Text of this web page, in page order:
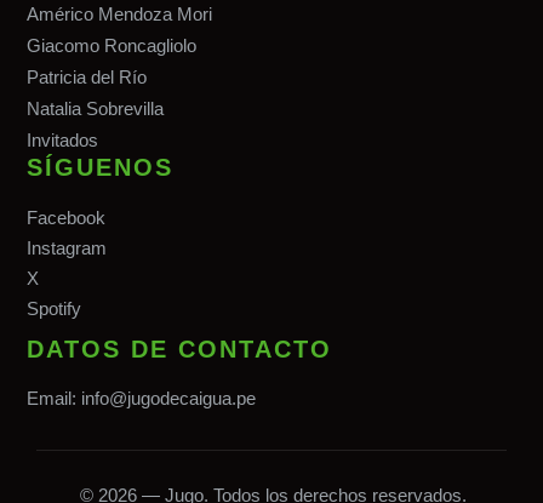
Américo Mendoza Mori
Giacomo Roncagliolo
Patricia del Río
Natalia Sobrevilla
Invitados
SÍGUENOS
Facebook
Instagram
X
Spotify
DATOS DE CONTACTO
Email: info@jugodecaigua.pe
© 2026 — Jugo. Todos los derechos reservados.